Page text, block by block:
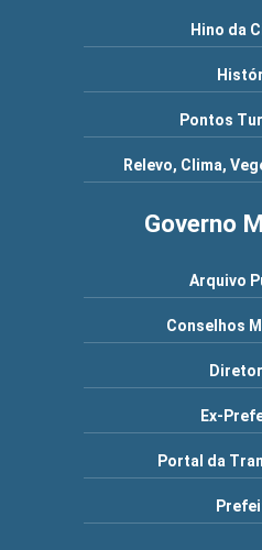
Hino da
Pontos
Relevo, Clima,
Governo
Arquivo
Conselhos
Ex-
Portal da